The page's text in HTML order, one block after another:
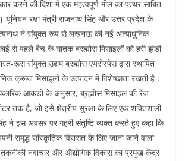
करने की दिशा में एक महत्वपूर्ण मील का पत्थर साबित
यूनियन रक्षा मंत्री राजनाथ सिंह और उत्तर प्रदेश के
ने संयुक्त रूप से लखनऊ की नई अत्याधुनिक
से पहले बैच के घातक ब्रह्मोस मिसाइलों को हरी झंडी
रूस संयुक्त उद्यम ब्रह्मोस एयरोस्पेस द्वारा स्थापित
क्रूज मिसाइलों के उत्पादन में विशेषज्ञता रखती है।
आंकड़ों के अनुसार, ब्रह्मोस मिसाइल की रेंज
तक है, जो इसे क्षेत्रीय सुरक्षा के लिए एक शक्तिशाली
ने इस अवसर पर गहरी संतुष्टि व्यक्त करते हुए कहा कि
समृद्ध सांस्कृतिक विरासत के लिए जाना जाने वाला
नवाचार और औद्योगिक विकास का प्रमुख केंद्र